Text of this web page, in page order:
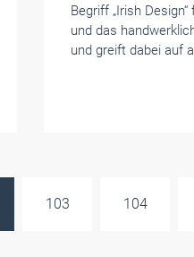
Begriff „Irish
und das
und greift dabei auf
103 104